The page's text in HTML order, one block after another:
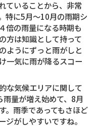
ていることから、非常
特に5月〜10月の雨期シ
倍の雨量になる時期も
方は知識として持って
ようにずっと雨がしと
一気に雨が降るスコー
な気候エリアに関して
量が増え始めて、8月
。雨季であってもさほど
ジがしやすいですね。